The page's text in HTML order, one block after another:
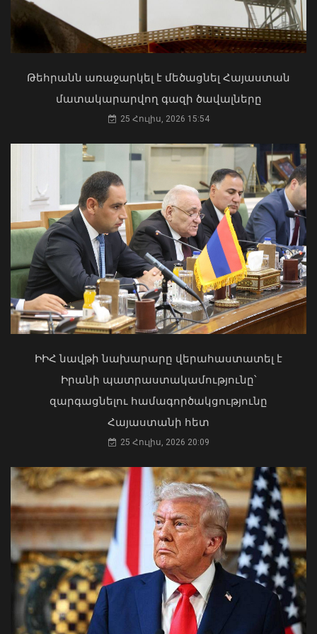
Վթար Լոռու մարզում․ փրկարարները
վարորդին դուրս են բերել
արգելափակումից
Փոփոխություններ են կատարվել
երթուղիներում
06 Օգոստոս, 2026 21:47
Արտաշատում 14 մարդ թունավորման
ախտանիշներով դիմել է ԲԿ. ՀՎԿԱԿ
02 Օգոստոս, 2026 15:06
«Ուժեղ Հայաստան»-ը դեմ է
քվեարկելու ԱԺ նախագահի
պաշտոնում Ռուբեն Ռուբինյանի
03 Օգոստոս, 2026 13:13
Դուք 5 տարի ինձնից փախած եք ման
եկել. Կոնջորյանը՝ «Հայաստան»
Թեհրանն առաջարկել է մեծացնել Հայաստան
մատակարարվող գազի ծավալները
25 Հուլիս, 2026 15:54
ԻԻՀ նավթի նախարարը վերահաստատել է
Իրանի պատրաստակամությունը՝
զարգացնելու համագործակցությունը
Հայաստանի հետ
25 Հուլիս, 2026 20:09